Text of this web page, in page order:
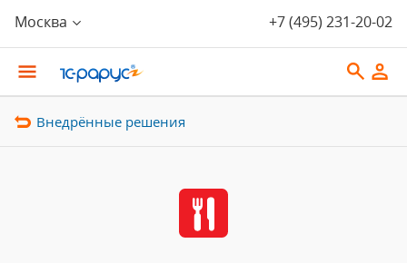
Москва +7 (495) 231-20-02
Внедрённые решения